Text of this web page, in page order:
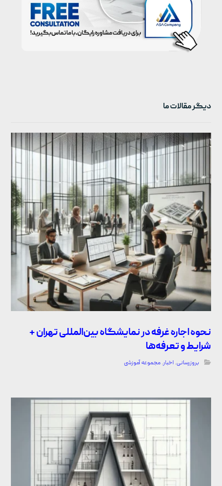
دیگر مقالات ما
نحوه اجاره غرفه در نمایشگاه بین‌المللی تهران +
شرایط و تعرفه‌ها
بروزرسانی, اخبار,مجموعه آموزشی